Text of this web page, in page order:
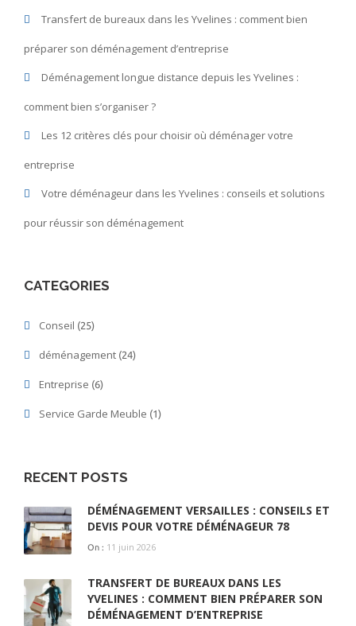
déménagement
serein
Transfert de bureaux dans les Yvelines : comment bien
préparer son déménagement d’entreprise
Déménagement longue distance depuis les Yvelines :
comment bien s’organiser ?
Les 12 critères clés pour choisir où déménager votre
entreprise
Votre déménageur dans les Yvelines : conseils et solutions
pour réussir son déménagement
CATEGORIES
Conseil (25)
déménagement (24)
Entreprise (6)
Service Garde Meuble (1)
RECENT POSTS
DÉMÉNAGEMENT VERSAILLES : CONSEILS ET
DEVIS POUR VOTRE DÉMÉNAGEUR 78
On : 11 juin 2026
TRANSFERT DE BUREAUX DANS LES
YVELINES : COMMENT BIEN PRÉPARER SON
DÉMÉNAGEMENT D’ENTREPRISE